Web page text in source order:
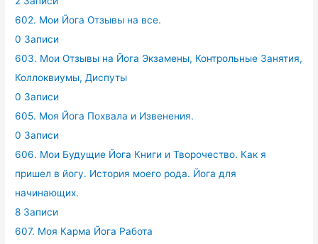
602. Мои Йога Отзывы на все.
0 Записи
603. Мои Отзывы на Йога Экзамены, Контрольные Занятия,
Коллоквиумы, Диспуты
0 Записи
605. Моя Йога Похвала и Извенения.
0 Записи
606. Мои Будущие Йога Книги и Творочество. Как я
пришел в йогу. История моего рода. Йога для
начинающих.
8 Записи
607. Моя Карма Йога Работа